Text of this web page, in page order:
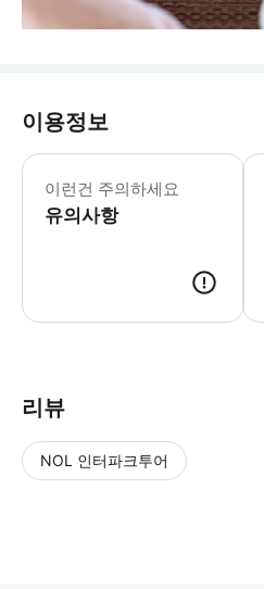
이용정보
이런건 주의하세요
유의사항
리뷰
NOL 인터파크투어